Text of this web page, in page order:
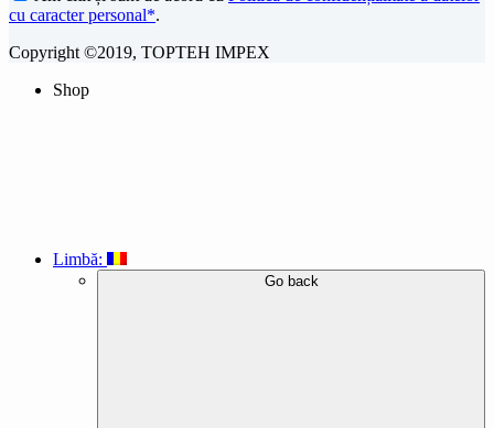
cu caracter personal*.
Copyright ©2019, TOPTEH IMPEX
Shop
Limbă:
Go back